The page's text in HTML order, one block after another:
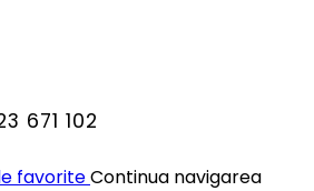
671 102
favoriteContinua navigarea